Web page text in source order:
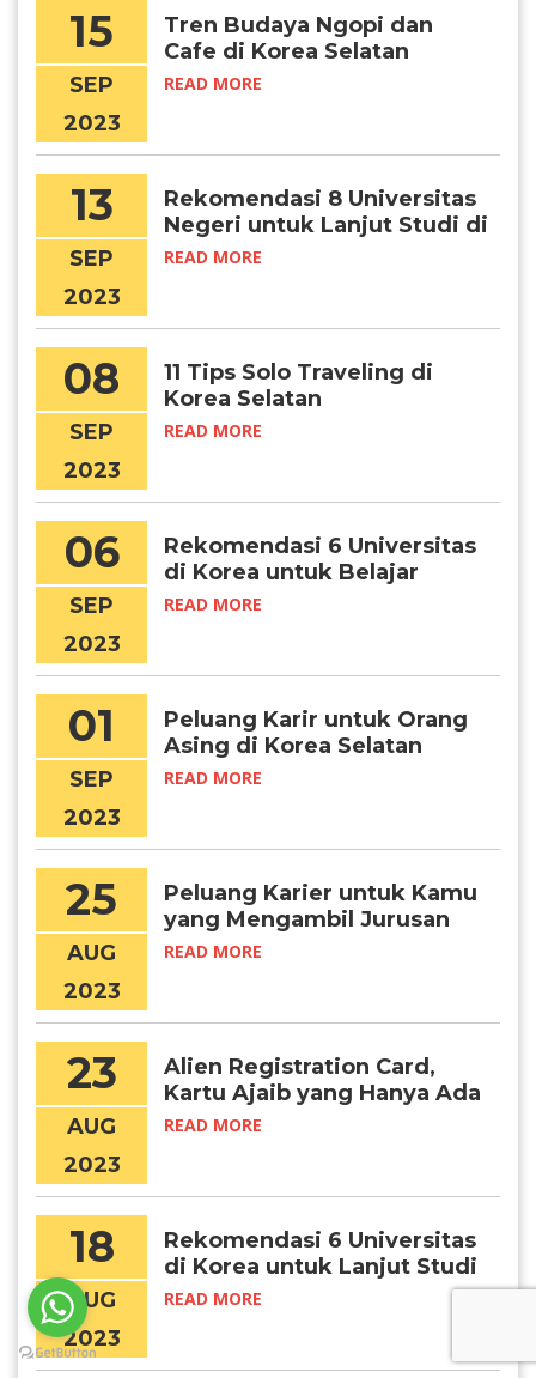
15
SEP
2023
Tren Budaya Ngopi dan
Cafe di Korea Selatan
READ MORE
13
SEP
2023
Rekomendasi 8 Universitas
Negeri untuk Lanjut Studi di
Korea Selatan
READ MORE
08
SEP
2023
11 Tips Solo Traveling di
Korea Selatan
READ MORE
06
SEP
2023
Rekomendasi 6 Universitas
di Korea untuk Belajar
Matematika
READ MORE
01
SEP
2023
Peluang Karir untuk Orang
Asing di Korea Selatan
READ MORE
25
AUG
2023
Peluang Karier untuk Kamu
yang Mengambil Jurusan
Bahasa Korea
READ MORE
23
AUG
2023
Alien Registration Card,
Kartu Ajaib yang Hanya Ada
di Korea!
READ MORE
18
AUG
2023
Rekomendasi 6 Universitas
di Korea untuk Lanjut Studi
Psikologi
READ MORE